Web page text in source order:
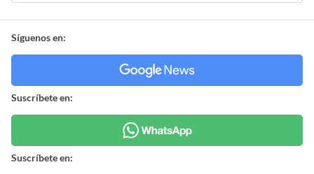
Síguenos en:
Suscríbete en:
Suscríbete en: